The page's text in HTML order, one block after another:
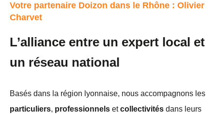
Votre partenaire Doizon dans le Rhône : Olivier
Charvet
L’alliance entre un expert local et
un réseau national
Basés dans la région lyonnaise, nous accompagnons les
particuliers, professionnels etcollectivités dans leurs